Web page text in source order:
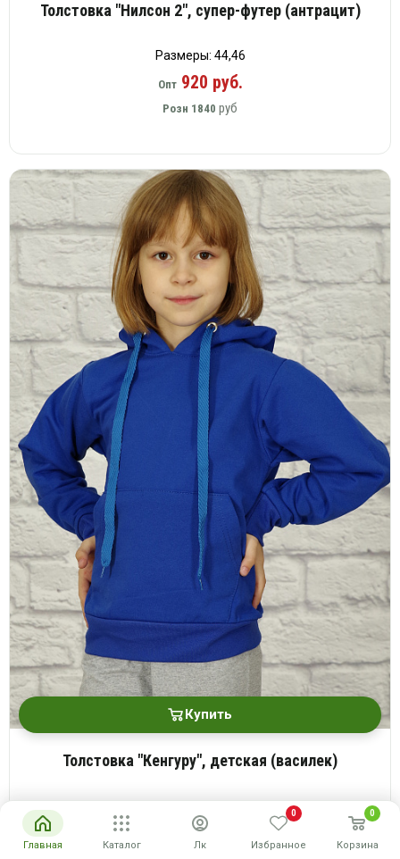
Толстовка "Нилсон 2", супер-футер (антрацит)
Размеры: 44,46
Опт920 руб.
Розн 1840 руб
Купить
Толстовка "Кенгуру", детская (василек)
Размеры: 30-32
200 руб.
Главная Каталог Лк
0
Избранное
0
Корзина